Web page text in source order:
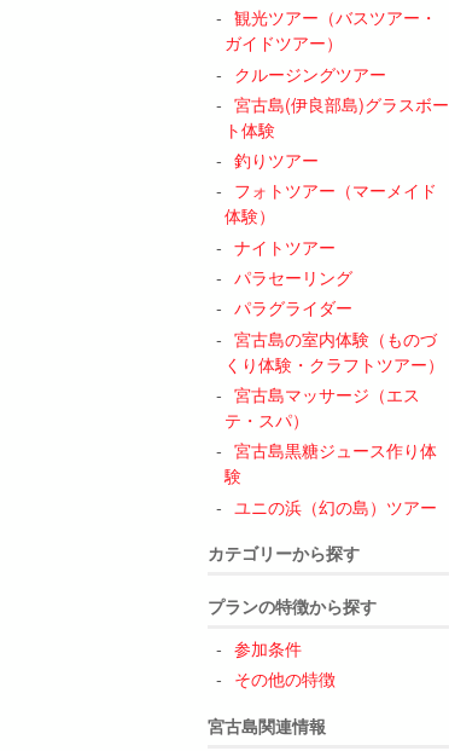
観光ツアー（バスツアー・
ガイドツアー）
クルージングツアー
宮古島(伊良部島)グラスボー
ト体験
釣りツアー
フォトツアー（マーメイド
体験）
ナイトツアー
パラセーリング
パラグライダー
宮古島の室内体験（ものづ
くり体験・クラフトツアー）
宮古島マッサージ（エス
テ・スパ）
宮古島黒糖ジュース作り体
験
ユニの浜（幻の島）ツアー
カテゴリーから探す
プランの特徴から探す
参加条件
その他の特徴
宮古島関連情報